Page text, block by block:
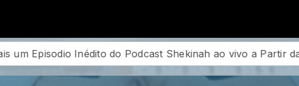
vivo a Partir das 20:00hs Podcast Conexão Mesa um